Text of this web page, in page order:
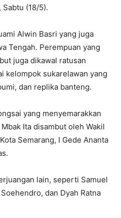
Sabtu (18/5).
Alwin Basri yang juga
Tengah. Perempuan yang
juga dikawal ratusan
kelompok sukarelawan yang
dan replika banteng.
yang menyemarakkan
Ita disambut oleh Wakil
Semarang, I Gede Ananta
lain, seperti Samuel
dan Dyah Ratna